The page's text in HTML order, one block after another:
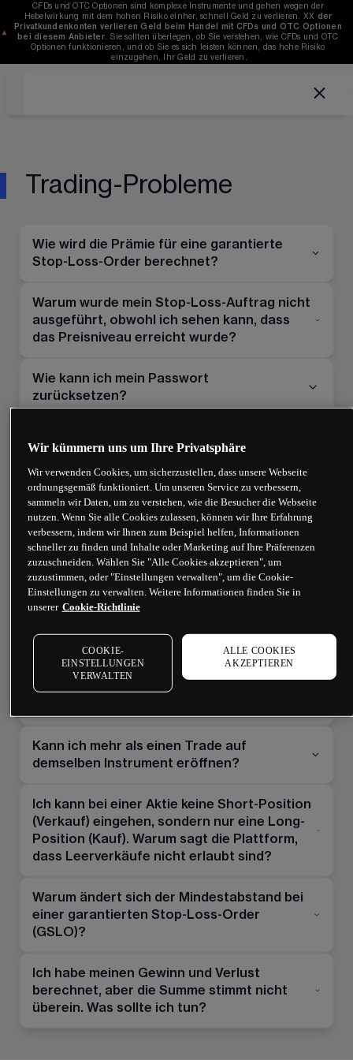
CFDs und OTC Optionen sind komplexe Instrumente und gehen wegen der
Hebelwirkung mit dem hohen Risiko einher, schnell Geld zu verlieren. XX der
Privatkundenkonten verlieren Geld beim Handel mit CFDs und OTC Optionen
bei diesem Anbieter. Sie sollten überlegen, ob Sie verstehen, wie CFDs und OTC
Optionen funktionieren, und ob Sie es sich leisten können, das hohe Risiko
einzugehen, Ihr Geld zu verlieren.
Trading-Probleme
Wie wird die Prämie für eine garantierte
Stop-Loss-Order berechnet?
Warum wurde mein Stop-Loss-Auftrag nicht
ausgeführt, obwohl ich sehen kann, dass
das Preisniveau erreicht wurde?
Wie kann ich mein Passwort
zurücksetzen?
meinem Handelskonto habe?
Warum ist „Positionserhöhung“ oder
„Shorting“ bei bestimmten Produkten nicht
erlaubt?
Wie kann ich meine E-Mail-Adresse
ändern?
eröffnen?
Wird die Prämie zurückerstattet, wenn ich
Kann ich mehr als einen Trade auf
demselben Instrument eröffnen?
Ich kann bei einer Aktie keine Short-Position
(Verkauf) eingehen, sondern nur eine Long-
Position (Kauf). Warum sagt die Plattform,
dass Leerverkäufe nicht erlaubt sind?
Warum ändert sich der Mindestabstand bei
einer garantierten Stop-Loss-Order
(GSLO)?
Ich habe meinen Gewinn und Verlust
berechnet, aber die Summe stimmt nicht
überein. Was sollte ich tun?
Wir kümmern uns um Ihre Privatsphäre
Wir verwenden Cookies, um sicherzustellen, dass unsere Webseite
ordnungsgemäß funktioniert. Um unseren Service zu verbessern,
sammeln wir Daten, um zu verstehen, wie die Besucher die Webseite
nutzen. Wenn Sie alle Cookies zulassen, können wir Ihre Erfahrung
verbessern, indem wir Ihnen zum Beispiel helfen, Informationen
schneller zu finden und Inhalte oder Marketing auf Ihre Präferenzen
zuzuschneiden. Wählen Sie "Alle Cookies akzeptieren", um
zuzustimmen, oder "Einstellungen verwalten", um die Cookie-
Einstellungen zu verwalten. Weitere Informationen finden Sie in
unserer Cookie-Richtlinie
COOKIE-
EINSTELLUNGEN
VERWALTEN
ALLE COOKIES
AKZEPTIEREN